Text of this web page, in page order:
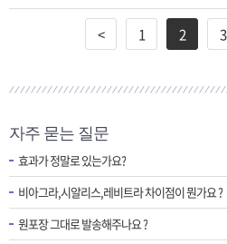
< 1 2 3
자주 묻는 질문
효과가 정말로 있는가요?
비아그라,시알리스,레비트라 차이점이 뭔가요 ?
원포장 그대로 발송해주나요 ?